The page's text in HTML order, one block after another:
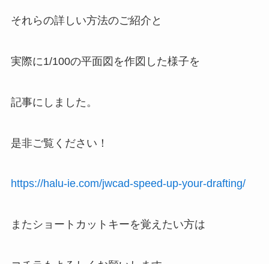
それらの詳しい方法のご紹介と
実際に1/100の平面図を作図した様子を
記事にしました。
是非ご覧ください！
https://halu-ie.com/jwcad-speed-up-your-drafting/
またショートカットキーを覚えたい方は